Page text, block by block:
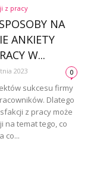
z pracy
NA
ANKIETY
W...
2023 0
sukcesu firmy
Dlatego
z pracy może
na temat tego, co
co...